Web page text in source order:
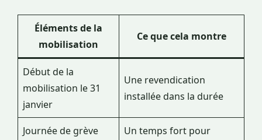
Éléments de la
mobilisation
Ce que cela montre
Début de la
mobilisation le 31
janvier
Une revendication
installée dans la durée
Journée de grève
Un temps fort pour